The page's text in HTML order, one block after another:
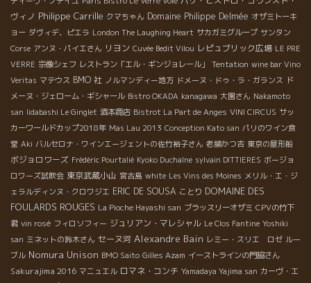
ヴィノ Philippe Carrille クマちゃん Domaine Philippe Delmée オザミトーキ
ョー ダヴィデ、ピエラ London The Laughing Heart サカガミグループ サンタン
Corse アンヌ・パイエさん リヨン Cuvée Bedit Vilou レピュブリック広場 LE PRE
VERRE 宗像シェフ レストラン「エル・ギンジョレール」 Tentation wine bar Vino
Veritas マテウス BMO 社 ノルマンディー地方 ドメーヌ・ドゥ・ラ・ガランス ド
メーヌ・ジェローム・ギシャール Bistro OKADA kanagawa 大園さん Nakamoto
san Iidabashi Le Ginglet 酒本商店 Bistrot La Part de Anges VINI CIRCUS サッ
カーワールドカップ2018年 Mas Lau 2013 Conception Kato san パリのワイン食
堂 Aki バルセロナ・ワインエージェントの佐竹裕子さん 老舗かつ吉 東京の屋形船
ボジョロワーズ Frédéric Pourtalié Kyoko Duchaîne sylvain DITTIERES ボージョ
ロワーズ試飲会 東京武蔵小山 宮古島 white Les Vins des Moines メリル・エ・ジ
ェラルディンヌ・クロワジエ ERIC DE SOUSA ことり DOMAINE DES
FOULARDS ROUGES La Pioche Hayashi san ブラッスリーオザミ CPVの竹下
君 vin rosé フィロソフィー ジュリアン・マレシャル Le Clos Fantine Yoshiki
san ミネットの鈴木さん セーヌ河 Alexandre Bain レミー・スリエ ロゼ ルー
ブル Nomura Unison BMO Saito Gilles Azam イーストラインの門脇さん
Sakurajima 2016 マニュエル ロマネ・コンチ Yamadaya Yajima san カーヴ・エ